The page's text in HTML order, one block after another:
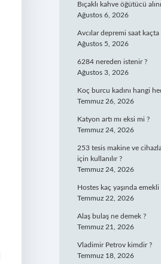
Bıçaklı kahve öğütücü
Ağustos 6, 2026
Avcılar depremi saat kaçta
Ağustos 5, 2026
6284 nereden istenir ?
Ağustos 3, 2026
Koç burcu kadını hangi
Temmuz 26, 2026
Katyon artı mı eksi mi ?
Temmuz 24, 2026
253 tesis makine ve
için kullanılır ?
Temmuz 24, 2026
Hostes kaç yaşında emekli
Temmuz 22, 2026
Alaş bulaş ne demek ?
Temmuz 21, 2026
Vladimir Petrov kimdir ?
Temmuz 18, 2026